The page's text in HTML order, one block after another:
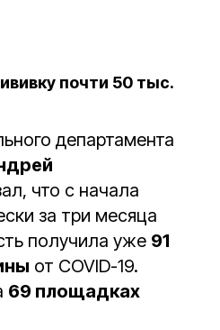
почти 50 тыс.
департамента
что с начала
за три месяца
получила уже 91
от COVID-19.
69 площадках